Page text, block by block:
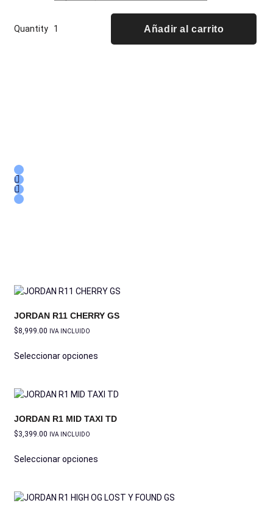
Quantity Añadir al carrito
JORDAN R11 CHERRY GS
$8,999.00 IVA INCLUIDO
Seleccionar opciones
JORDAN R1 MID TAXI TD
$3,399.00 IVA INCLUIDO
Seleccionar opciones